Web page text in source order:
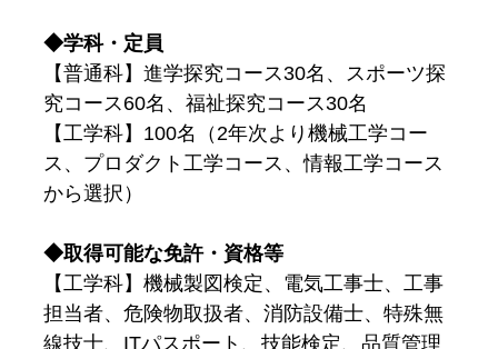
◆学科・定員
【普通科】進学探究コース30名、スポーツ探
究コース60名、福祉探究コース30名
【工学科】100名（2年次より機械工学コー
ス、プロダクト工学コース、情報工学コース
から選択）
◆取得可能な免許・資格等
【工学科】機械製図検定、電気工事士、工事
担当者、危険物取扱者、消防設備士、特殊無
線技士、ITパスポート、技能検定、品質管理